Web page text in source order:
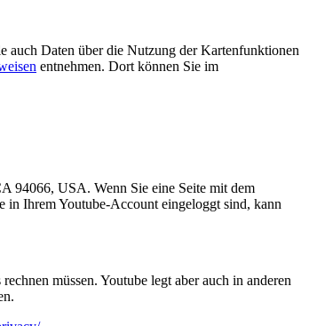
auch Daten über die Nutzung der Kartenfunktionen
entnehmen. Dort können Sie im
94066, USA. Wenn Sie eine Seite mit dem
in Ihrem Youtube-Account eingeloggt sind, kann
müssen. Youtube legt aber auch in anderen